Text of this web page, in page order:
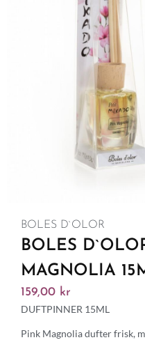
BOLES D`OLOR
BOLES
MAGNOLIA
159,00 kr
DUFTPINNER 15ML
Pink Magnolia dufter frisk,